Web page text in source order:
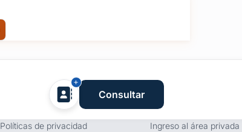
Consultar
Empresa
Términos y condiciones
Políticas de privacidad
Registro de proveedores
Ingreso al área privada